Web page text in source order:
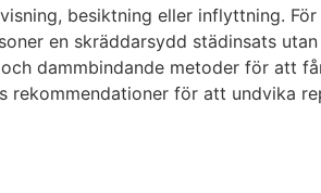
besiktning eller inflyttning.
en skräddarsydd städinsats
dammbindande metoder för att
för att undvika